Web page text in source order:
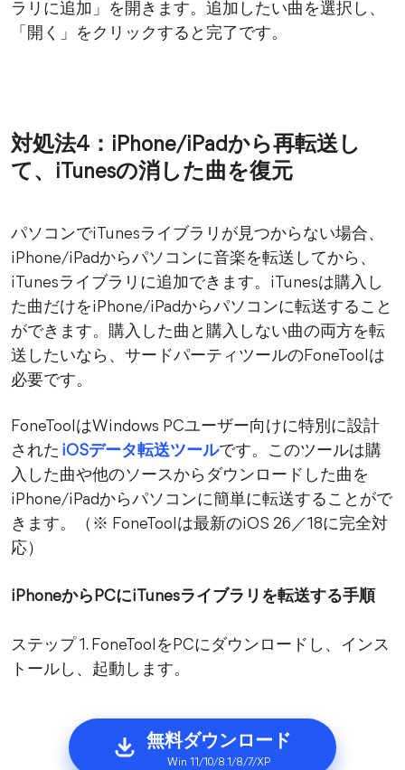
ラリに追加」を開きます。追加したい曲を選択し、
「開く」をクリックすると完了です。
対処法4：iPhone/iPadから再転送し
て、iTunesの消した曲を復元
パソコンでiTunesライブラリが見つからない場合、
iPhone/iPadからパソコンに音楽を転送してから、
iTunesライブラリに追加できます。iTunesは購入し
た曲だけをiPhone/iPadからパソコンに転送すること
ができます。購入した曲と購入しない曲の両方を転
送したいなら、サードパーティツールのFoneToolは
必要です。
FoneToolはWindows PCユーザー向けに特別に設計
された iOSデータ転送ツールです。このツールは購
入した曲や他のソースからダウンロードした曲を
iPhone/iPadからパソコンに簡単に転送することがで
きます。（※ FoneToolは最新のiOS 26／18に完全対
応）
iPhoneからPCにiTunesライブラリを転送する手順
ステップ 1. FoneToolをPCにダウンロードし、インス
トールし、起動します。
無料ダウンロード
Win 11/10/8.1/8/7/XP